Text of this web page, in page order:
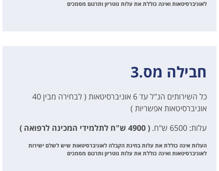
לאוניברסיטאות ואינה כוללת את עלות נוטריון ותרגום מסמכים
חבילה מס.3
כל השירותים הנ"ל עד 6 אוניברסיטאות ( לבחירה מבין 40
אוניברסיטאות אפשריות )
עלות: 6500 ש"ח.
( 4900 ש"ח לתלמידי המכינה לרפואה )
העלות אינה כוללת את עלות בחינת הקבלה לאוניברסיטאות שיש לשלם ישירות
לאוניברסיטאות ואינה כוללת את עלות נוטריון ותרגום מסמכים